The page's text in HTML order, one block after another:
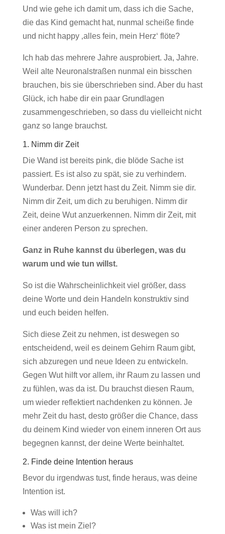
Und wie gehe ich damit um, dass ich die Sache,
die das Kind gemacht hat, nunmal scheiße finde
und nicht happy ‚alles fein, mein Herz‘ flöte?
Ich hab das mehrere Jahre ausprobiert. Ja, Jahre.
Weil alte Neuronalstraßen nunmal ein bisschen
brauchen, bis sie überschrieben sind. Aber du hast
Glück, ich habe dir ein paar Grundlagen
zusammengeschrieben, so dass du vielleicht nicht
ganz so lange brauchst.
1. Nimm dir Zeit
Die Wand ist bereits pink, die blöde Sache ist
passiert. Es ist also zu spät, sie zu verhindern.
Wunderbar. Denn jetzt hast du Zeit. Nimm sie dir.
Nimm dir Zeit, um dich zu beruhigen. Nimm dir
Zeit, deine Wut anzuerkennen. Nimm dir Zeit, mit
einer anderen Person zu sprechen.
Ganz in Ruhe kannst du überlegen, was du
warum und wie tun willst.
So ist die Wahrscheinlichkeit viel größer, dass
deine Worte und dein Handeln konstruktiv sind
und euch beiden helfen.
Sich diese Zeit zu nehmen, ist deswegen so
entscheidend, weil es deinem Gehirn Raum gibt,
sich abzuregen und neue Ideen zu entwickeln.
Gegen Wut hilft vor allem, ihr Raum zu lassen und
zu fühlen, was da ist. Du brauchst diesen Raum,
um wieder reflektiert nachdenken zu können. Je
mehr Zeit du hast, desto größer die Chance, dass
du deinem Kind wieder von einem inneren Ort aus
begegnen kannst, der deine Werte beinhaltet.
2. Finde deine Intention heraus
Bevor du irgendwas tust, finde heraus, was deine
Intention ist.
Was will ich?
Was ist mein Ziel?